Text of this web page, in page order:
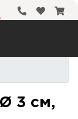
Телефоны
3 см,